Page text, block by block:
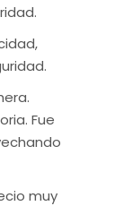
Fue
muy